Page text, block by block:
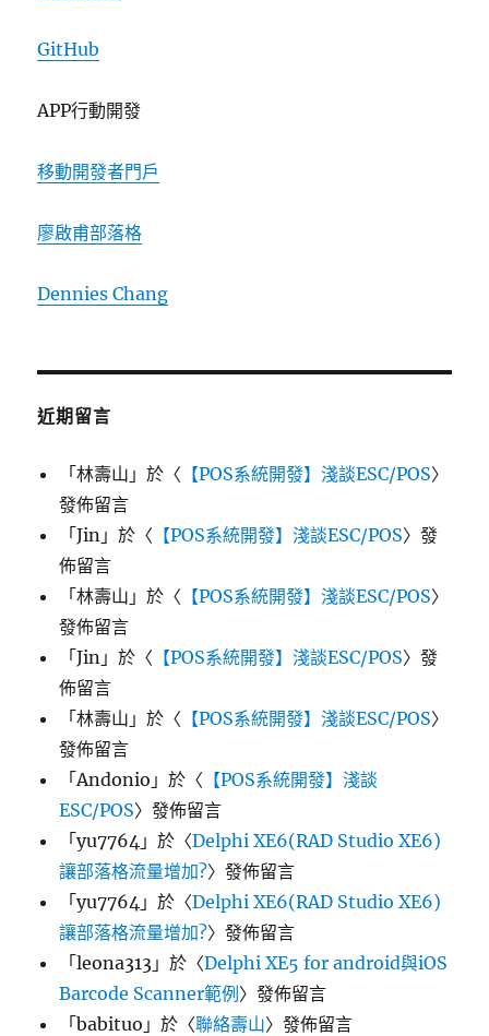
GitHub
APP行動開發
移動開發者門戶
廖啟甫部落格
Dennies Chang
近期留言
「林壽山 」於〈 【POS系統開發】淺談ESC/POS〉
發佈留言
「Jin 」於〈 【POS系統開發】淺談ESC/POS〉發
佈留言
「林壽山 」於〈 【POS系統開發】淺談ESC/POS〉
發佈留言
「Jin 」於〈 【POS系統開發】淺談ESC/POS〉發
佈留言
「林壽山 」於〈 【POS系統開發】淺談ESC/POS〉
發佈留言
「Andonio 」於〈 【POS系統開發】淺談
ESC/POS〉發佈留言
「yu7764 」於〈Delphi XE6(RAD Studio XE6)
讓部落格流量增加?〉發佈留言
「yu7764 」於〈Delphi XE6(RAD Studio XE6)
讓部落格流量增加?〉發佈留言
「leona313 」於〈Delphi XE5 for android與iOS
Barcode Scanner範例〉發佈留言
「babituo 」於〈聯絡壽山〉發佈留言